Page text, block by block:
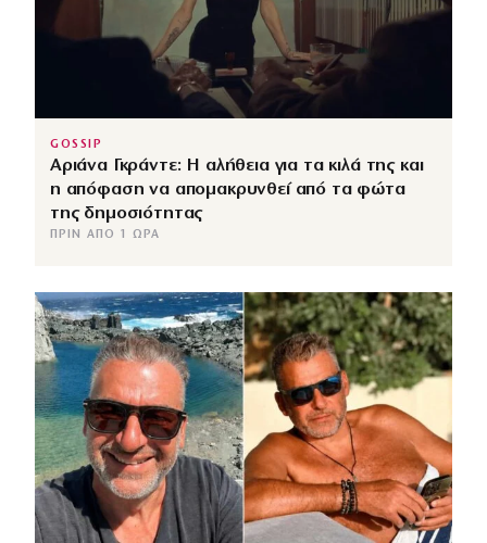
GOSSIP
Αριάνα Γκράντε: Η αλήθεια για τα κιλά της και
η απόφαση να απομακρυνθεί από τα φώτα
της δημοσιότητας
ΠΡΙΝ ΑΠΌ 1 ΏΡΑ